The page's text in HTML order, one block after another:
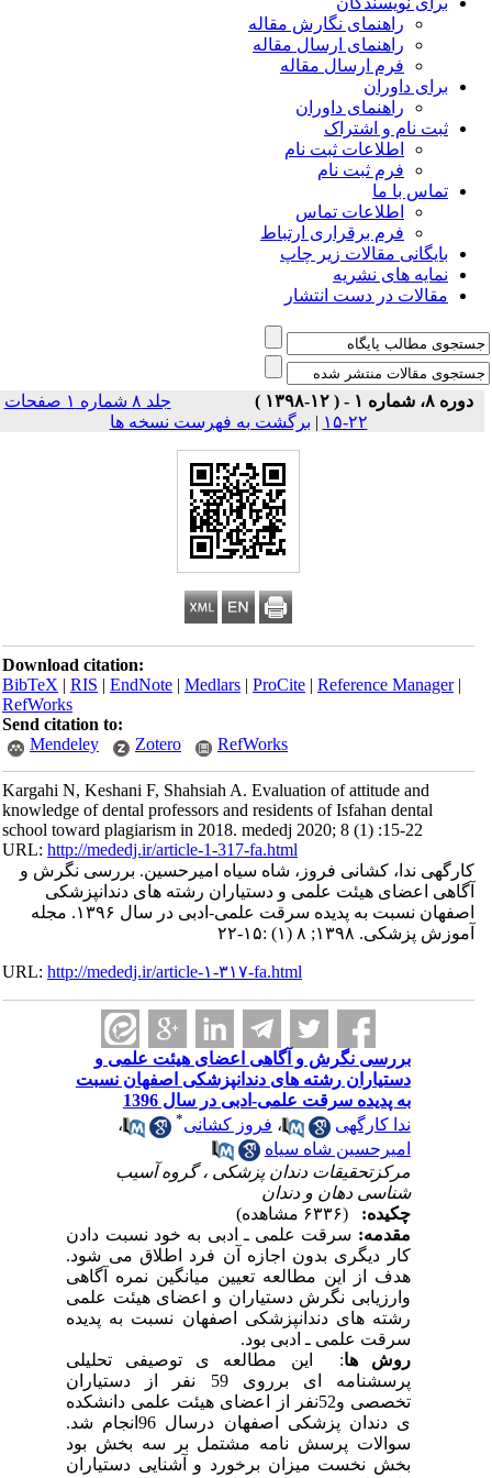
راهنمای نگارش مقاله
راهنمای ارسال مقاله
فرم ارسال مقاله
برای داوران
راهنمای داوران
ثبت نام و اشتراک
اطلاعات ثبت نام
فرم ثبت نام
تماس با ما
اطلاعات تماس
فرم برقراری ارتباط
بایگانی مقالات زیر چاپ
نمایه های نشریه
مقالات در دست انتشار
دوره ۸، شماره ۱ - ( ۱۲-۱۳۹۸ )
جلد ۸ شماره ۱ صفحات
۲۲-۱۵
| برگشت به فهرست نسخه ها
Download citation:
BibTeX|RIS|EndNote|Medlars|ProCite|Reference Manager
RefWorks
Send citation to:
Mendeley
Zotero RefWorks
Kargahi N, Keshani F, Shahsiah A. Evaluation of attitude and
knowledge of dental professors and residents of Isfahan dental
school toward plagiarism in 2018. mededj 2020; 8 (1) :15-22
URL:http://mededj.ir/article-1-317-fa.html
کارگهی ندا، کشانی فروز، شاه سیاه امیرحسین. بررسی نگرش و
آگاهی اعضای هیئت علمی و دستیاران رشته های دندانپزشکی
اصفهان نسبت به پدیده سرقت علمی-ادبی در سال ۱۳۹۶. مجله
آموزش پزشکی. ۱۳۹۸; ۸ (۱) :۱۵-۲۲
URL:http://mededj.ir/article-۱-۳۱۷-fa.html
بررسی نگرش و آگاهی اعضای هیئت علمی و
دستیاران رشته های دندانپزشکی اصفهان نسبت
به پدیده سرقت علمی-ادبی در سال 1396
ندا کارگهی
،فروز کشانی
،
امیرحسین شاه سیاه
مرکزتحقیقات دندان پزشکی ، گروه آسیب
شناسی دهان و دندان
چکیده:
مقدمه: سرقت علمی ـ ادبی به خود نسبت دادن
کار دیگری بدون اجازه آن فرد اطلاق می شود.
هدف از این مطالعه تعیین میانگین نمره آگاهی
وارزیابی نگرش دستیاران و اعضای هیئت علمی
رشته های دندانپزشکی اصفهان نسبت به پدیده
سرقت علمی ـ ادبی بود.
روش ها: این مطالعه ی توصیفی تحلیلی
پرسشنامه ای برروی 59 نفر از دستیاران
تخصصی و52نفر از اعضای هیئت علمی دانشکده
ی دندان پزشکی اصفهان درسال 96انجام شد.
سوالات پرسش نامه مشتمل بر سه بخش بود
بخش نخست میزان برخورد و آشنایی دستیاران